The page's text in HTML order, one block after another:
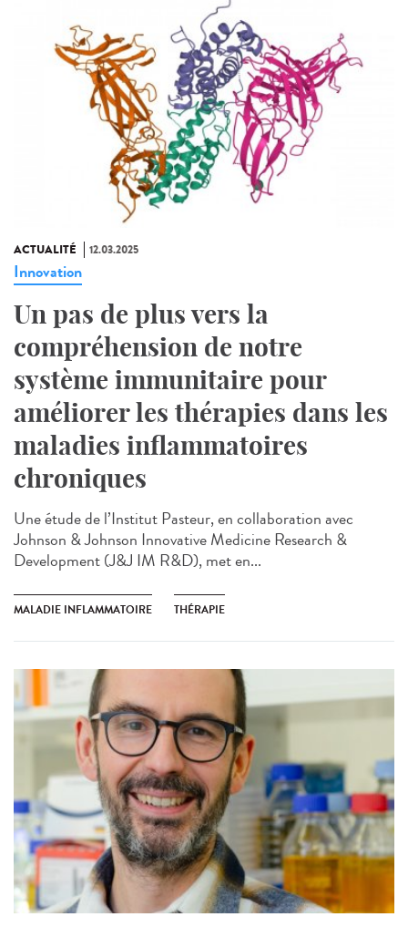
ACTUALITÉ 12.03.2025
Innovation
Un pas de plus vers la
compréhension de notre
système immunitaire pour
améliorer les thérapies dans les
maladies inflammatoires
chroniques
Une étude de l’Institut Pasteur, en collaboration avec
Johnson & Johnson Innovative Medicine Research &
Development (J&J IM R&D), met en...
MALADIE INFLAMMATOIRE THÉRAPIE